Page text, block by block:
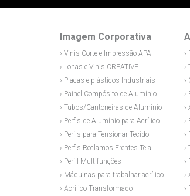
Imagem Corporativa
› Vinis Corte e Impressão APA
› Lonas e Vinis CREATIVE
› Placas e plásticos Industriais
› Painel Compósito de Alumínio
› Tubos/Cantoneiras de Alumínio
› Perfis de Alumínio para Acrílico
› Perfis para Tensionar Tecido
› Perfis Reclamos Frentes Tela
› Perfil Multifunções
› Máquinas para trabalhar acrílico
› Acrílico Transformado
›
›
›
›
›
›
›
›
›
›
›